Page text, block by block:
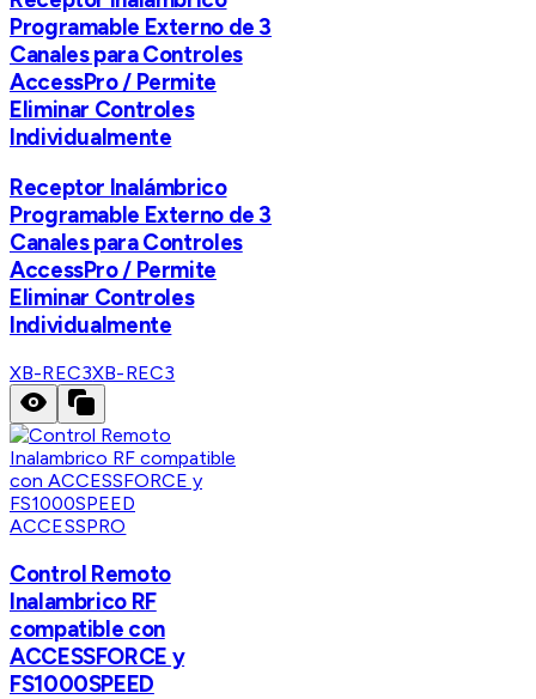
Programable Externo de 3
Canales para Controles
AccessPro / Permite
Eliminar Controles
Individualmente
Receptor Inalámbrico
Programable Externo de 3
Canales para Controles
AccessPro / Permite
Eliminar Controles
Individualmente
XB-REC3XB-REC3
ACCESSPRO
Control Remoto
Inalambrico RF
compatible con
ACCESSFORCE y
FS1000SPEED